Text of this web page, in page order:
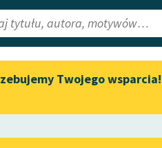
Lektury
Aktualności
„Prokurator
Twojego wsparcia!